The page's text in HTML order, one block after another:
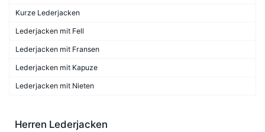
Kurze Lederjacken
Lederjacken mit Fell
Lederjacken mit Fransen
Lederjacken mit Kapuze
Lederjacken mit Nieten
Herren Lederjacken